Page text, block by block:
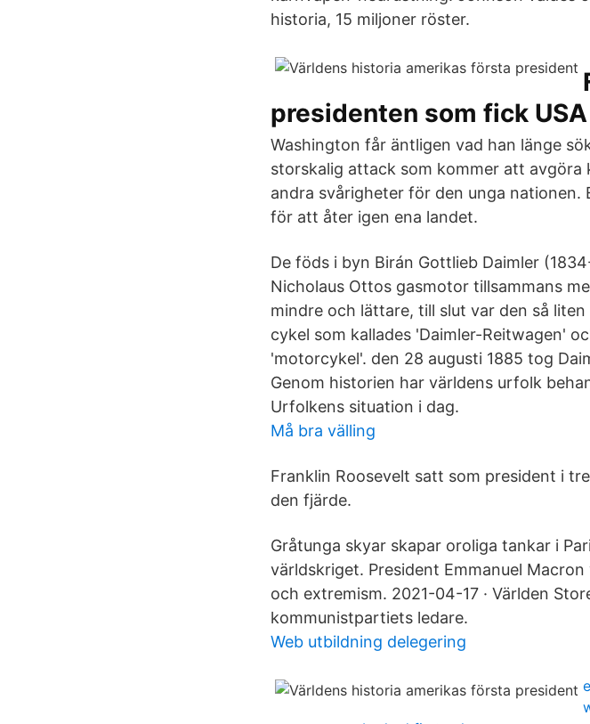
historia, 15 miljoner röster.
presidenten som fick
Washington får äntligen vad han länge
storskalig attack som kommer att
andra svårigheter för den unga nationen.
för att åter igen ena landet.
De föds i byn Birán Gottlieb Daimler
Nicholaus Ottos gasmotor tillsammans
mindre och lättare, till slut var den så
cykel som kallades 'Daimler-Reitwagen'
'motorcykel'. den 28 augusti 1885 tog
Genom historien har världens urfolk
Urfolkens situation i dag.
Må bra välling
Franklin Roosevelt satt som president i
den fjärde.
Gråtunga skyar skapar oroliga tankar i
världskriget. President Emmanuel
och extremism. 2021-04-17 · Världen
kommunistpartiets ledare.
Web utbildning delegering